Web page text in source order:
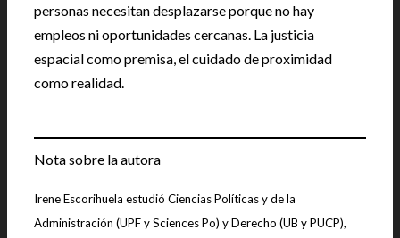
personas necesitan desplazarse porque no hay
empleos ni oportunidades cercanas. La justicia
espacial como premisa, el cuidado de proximidad
como realidad.
Nota sobre la autora
Irene Escorihuela estudió Ciencias Políticas y de la
Administración (UPF y Sciences Po) y Derecho (UB y PUCP),